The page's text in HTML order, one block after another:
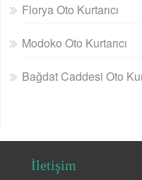
Florya Oto Kurtarıcı
Modoko Oto Kurtarıcı
Bağdat Caddesi Oto
İletişim